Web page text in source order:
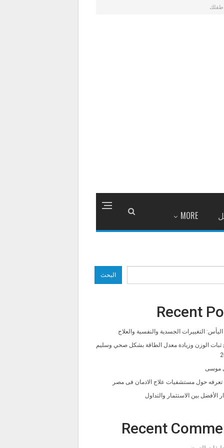
MORE
البحث
Recent
التغييرات الجسدية والنفسية والعلاج
ثبات الوزن وزيادة معدل الطاقة بشكل صحي وسليم
موسى
تعرفه حول مستشفيات علاج الادمان فى مصر
الأفضل بين الاستثمار والتداول
Recent